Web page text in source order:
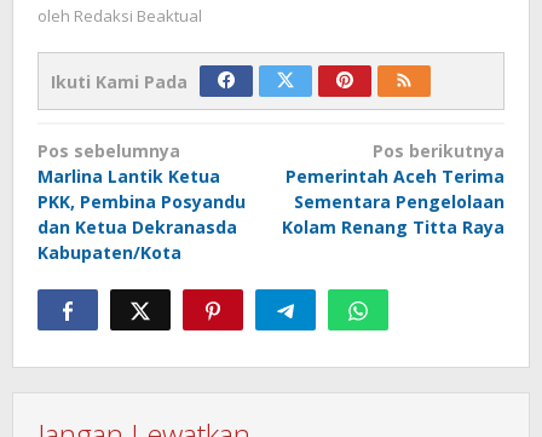
oleh Redaksi Beaktual
Ikuti Kami Pada
Navigasi
pos
Pos sebelumnya
Marlina Lantik Ketua
PKK, Pembina Posyandu
dan Ketua Dekranasda
Kabupaten/Kota
Pos berikutnya
Pemerintah Aceh Terima
Sementara Pengelolaan
Kolam Renang Titta Raya